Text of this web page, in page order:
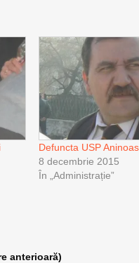
Defuncta USP
8 decembrie 2015
În „Administrație”
anterioară)